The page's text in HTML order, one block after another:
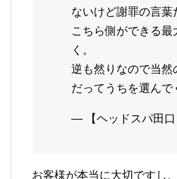
ないけど謝罪の言葉
こちら側ができる
く。
逆も然りなので当然
だってうちを選んで
— 【ヘッドスパ田口
お客様が本当に大切ですし